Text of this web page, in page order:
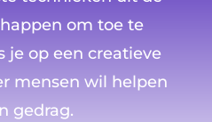
om toe te
je op een creatieve
mensen wil helpen
gedrag.